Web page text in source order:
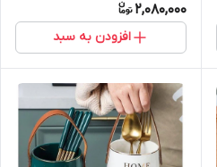
2,080,000
افزودن به سبد